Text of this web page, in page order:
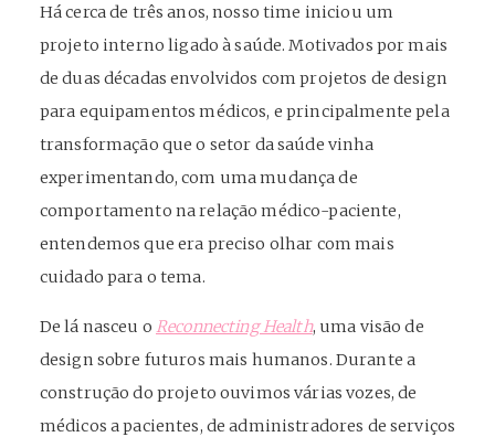
Há cerca de três anos, nosso time iniciou um
projeto interno ligado à saúde. Motivados por mais
de duas décadas envolvidos com projetos de design
para equipamentos médicos, e principalmente pela
transformação que o setor da saúde vinha
experimentando, com uma mudança de
comportamento na relação médico-paciente,
entendemos que era preciso olhar com mais
cuidado para o tema.
De lá nasceu o Reconnecting Health, uma visão de
design sobre futuros mais humanos. Durante a
construção do projeto ouvimos várias vozes, de
médicos a pacientes, de administradores de serviços